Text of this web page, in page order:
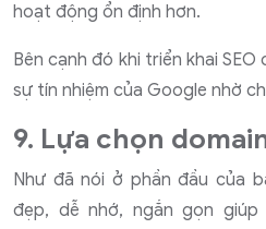
hoạt động ổn định hơn.
Bên cạnh đó khi triển khai
sự tín nhiệm của Google nhờ
9. Lựa chọn
Như đã nói ở phần đầu của
đẹp, dễ nhớ, ngắn gọn